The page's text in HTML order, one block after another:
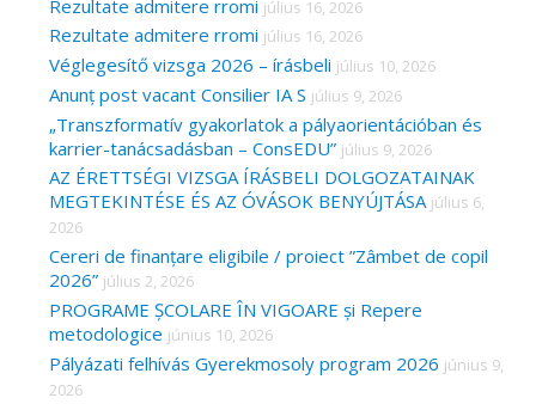
:Rezultate admitere rromi július 16, 2026
Rezultate admitere rromi július 16, 2026
Véglegesítő vizsga 2026 – írásbeli július 10, 2026
Anunț post vacant Consilier IA S július 9, 2026
„Transzformatív gyakorlatok a pályaorientációban és
karrier-tanácsadásban – ConsEDU” július 9, 2026
AZ ÉRETTSÉGI VIZSGA ÍRÁSBELI DOLGOZATAINAK
MEGTEKINTÉSE ÉS AZ ÓVÁSOK BENYÚJTÁSA július 6,
2026
Cereri de finanțare eligibile / proiect ”Zâmbet de copil
2026” július 2, 2026
PROGRAME ȘCOLARE ÎN VIGOARE și Repere
metodologice június 10, 2026
Pályázati felhívás Gyerekmosoly program 2026 június 9,
2026